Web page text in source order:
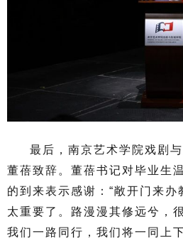
最后，南京艺术学院戏剧
董蓓致辞。董蓓书记对毕业生
的到来表示感谢：“敞开门来
太重要了。路漫漫其修远兮，
我们一路同行，我们将一同上